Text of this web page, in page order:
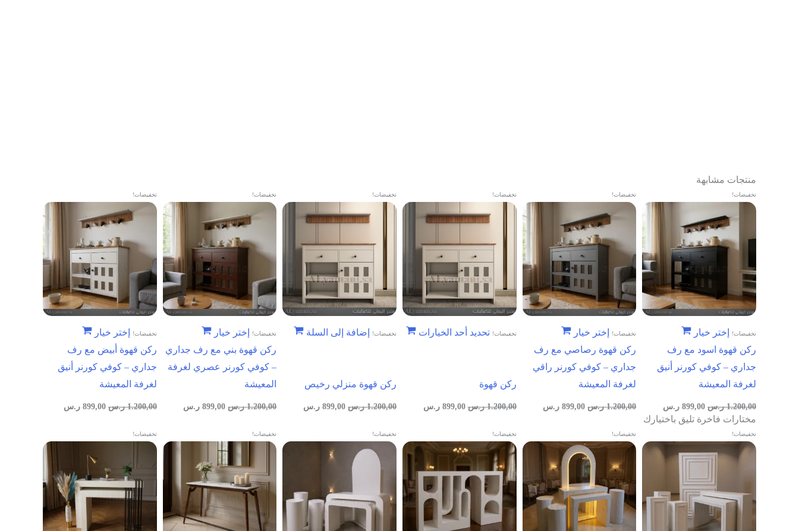
منتجات مشابهة
تخفيضات!
تخفيضات!
إختر خيار
ركن قهوة اسود مع رف
جداري – كوفي كورنر أنيق
لغرفة المعيشة
1.200,00 ر.س 899,00 ر.س
تخفيضات!
تخفيضات!
إختر خيار
ركن قهوة رصاصي مع رف
جداري – كوفي كورنر راقي
لغرفة المعيشة
1.200,00 ر.س 899,00 ر.س
تخفيضات!
تخفيضات! تحديد أحد الخيارات
ركن قهوة
1.200,00 ر.س 899,00 ر.س
تخفيضات!
تخفيضات! إضافة إلى السلة
ركن قهوة منزلي رخيص
1.200,00 ر.س 899,00 ر.س
تخفيضات!
تخفيضات!
إختر خيار
ركن قهوة بني مع رف جداري
– كوفي كورنر عصري لغرفة
المعيشة
1.200,00 ر.س 899,00 ر.س
تخفيضات!
تخفيضات!
إختر خيار
ركن قهوة أبيض مع رف
جداري – كوفي كورنر أنيق
لغرفة المعيشة
1.200,00 ر.س 899,00 ر.س
مختارات فاخرة تليق باختيارك
تخفيضات! تخفيضات! تخفيضات! تخفيضات! تخفيضات! تخفيضات!